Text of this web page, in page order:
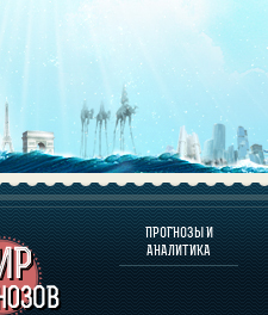
ПРОГНОЗЫ И
АНАЛИТИКА
ЧЕЛОВЕКА
ЛИЧНОСТЕЙ